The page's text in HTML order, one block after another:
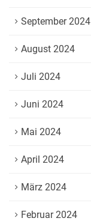
September 2024
August 2024
Juli 2024
Juni 2024
Mai 2024
April 2024
März 2024
Februar 2024